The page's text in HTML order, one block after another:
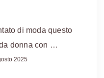
di moda questo
donna con …
2025